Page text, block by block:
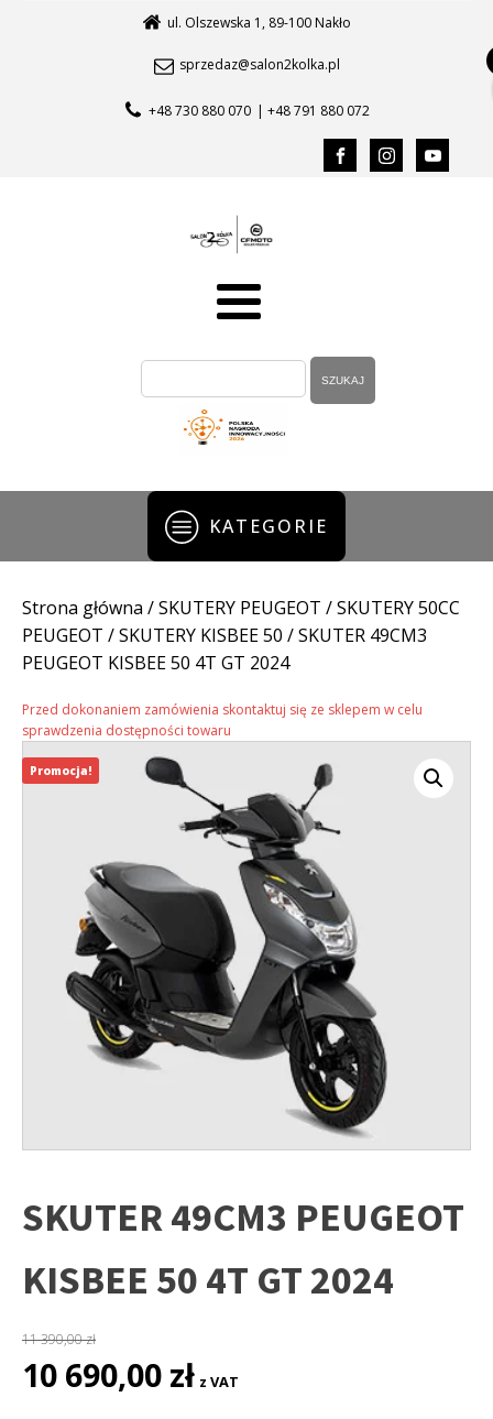
ul. Olszewska 1, 89-100 Nakło
sprzedaz@salon2kolka.pl
+48 730 880 070 | +48 791 880 072
KATEGORIE
Strona główna /SKUTERY PEUGEOT /SKUTERY 50CC
PEUGEOT /SKUTERY KISBEE 50 / SKUTER 49CM3
PEUGEOT KISBEE 50 4T GT 2024
Przed dokonaniem zamówienia skontaktuj się ze sklepem w celu
sprawdzenia dostępności towaru
SKUTER 49CM3 PEUGEOT
KISBEE 50 4T GT 2024
11 390,00zł
Pierwotna
cena
10 690,00 zł cena
z VAT
Promocja!